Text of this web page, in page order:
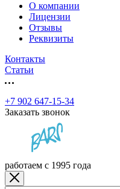
О компании
Лицензии
Отзывы
Реквизиты
Контакты
Статьи
+7 902 647-15-34
Заказать звонок
работаем с 1995 года